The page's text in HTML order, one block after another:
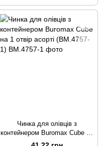
Чинка для олівців з
контейнером Buromax Cube на
1 отвір асорті (BM.4757-1)